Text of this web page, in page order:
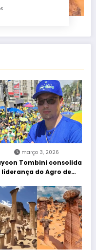
março 3, 2026
Tombini consolida
liderança do Agro de
Brasil” em Goiânia